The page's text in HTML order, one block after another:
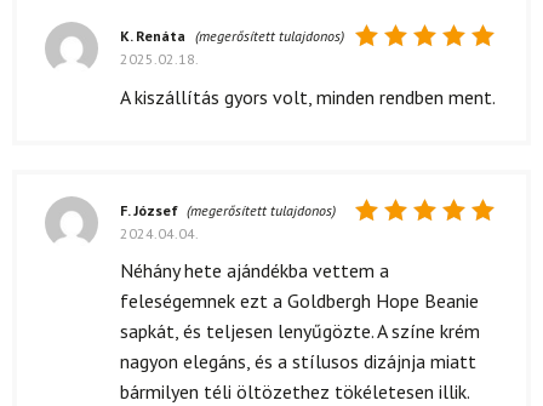
5/ 5
K. Renáta (megerősített tulajdonos)
2025.02.18.
A kiszállítás gyors volt, minden rendben ment.
5/ 5
F. József (megerősített tulajdonos)
2024.04.04.
Néhány hete ajándékba vettem a
feleségemnek ezt a Goldbergh Hope Beanie
sapkát, és teljesen lenyűgözte. A színe krém
nagyon elegáns, és a stílusos dizájnja miatt
bármilyen téli öltözethez tökéletesen illik.